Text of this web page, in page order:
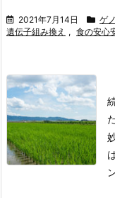
2021年7月14日 ゲ
遺伝子組み換え , 食の安心